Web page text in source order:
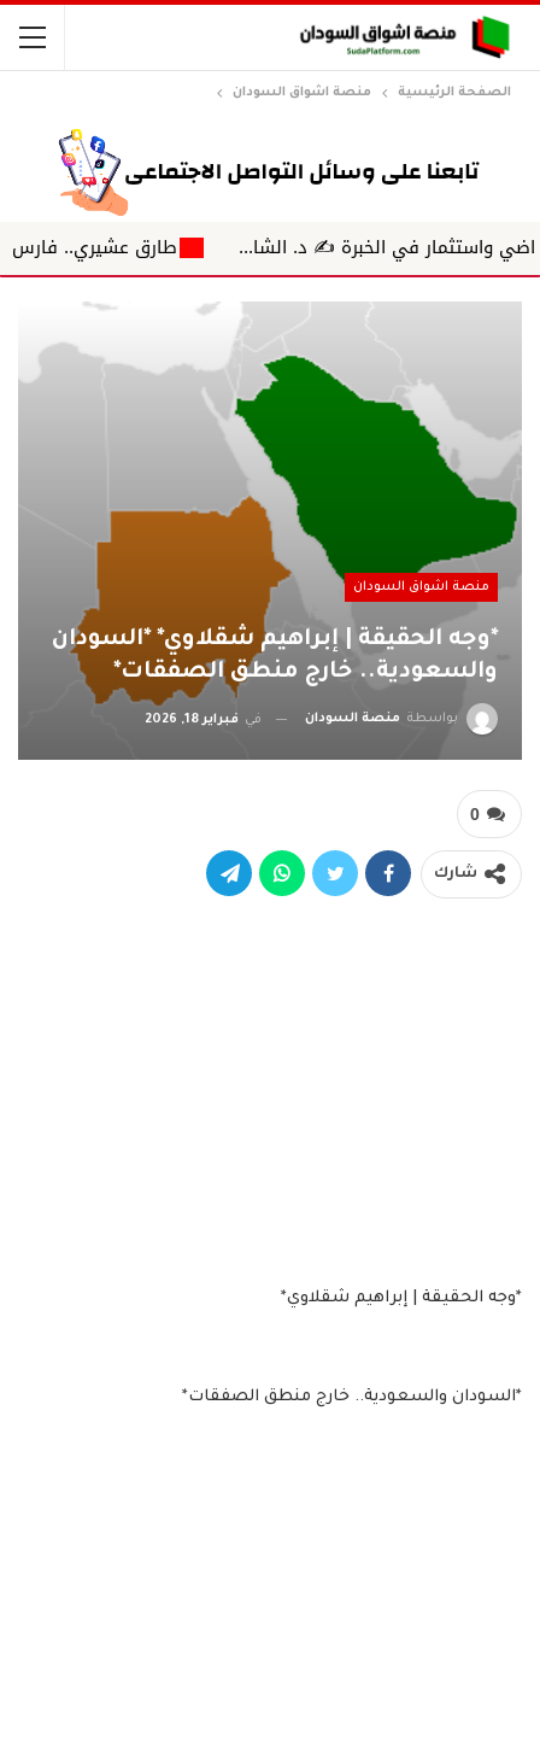
الصفحة الرئيسية منصة اشواق السودان
في الخبرة ✍️ د. الشا... طارق عشيري.. فارس الهمسة
منصة اشواق السودان
*وجه الحقيقة | إبراهيم شقلاوي* *السودان
والسعودية.. خارج منطق الصفقات*
بواسطة منصة السودان في فبراير 18, 2026
0
شارك
*وجه الحقيقة | إبراهيم شقلاوي*
*السودان والسعودية.. خارج منطق الصفقات*